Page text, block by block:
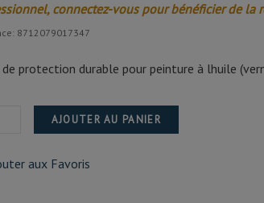
connectez-vous pour bénéficier de la
8712079017347
de protection durable pour peinture à lhuile
AJOUTER AU PANIER
aux Favoris